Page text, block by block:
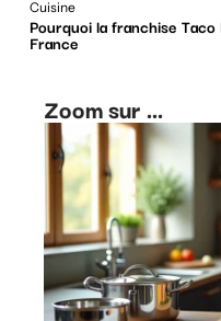
Cuisine
Pourquoi la franchise
France
Zoom sur ...